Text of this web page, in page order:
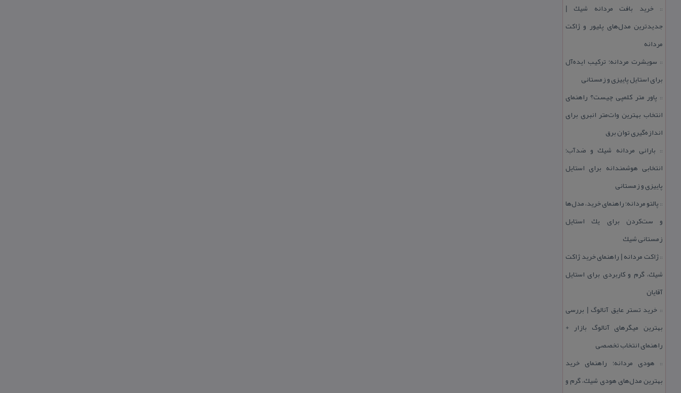
::خرید بافت مردانه شیك |
جدیدترین مدل‌های پلیور و ژاكت
مردانه
:: سویشرت مردانه؛ تركیب ایده‌آل
برای استایل پاییزی و زمستانی
:: پاور متر كلمپی چیست؟ راهنمای
انتخاب بهترین وات‌متر انبری برای
اندازه‌گیری توان برق
:: بارانی مردانه شیك و ضدآب؛
انتخابی هوشمندانه برای استایل
پاییزی و زمستانی
:: پالتو مردانه؛ راهنمای خرید، مدل‌ها
و ست‌كردن برای یك استایل
زمستانی شیك
::ژاكت مردانه | راهنمای خرید ژاكت
شیك، گرم و كاربردی برای استایل
آقایان
:: خرید تستر عایق آنالوگ | بررسی
بهترین میگرهای آنالوگ بازار +
راهنمای انتخاب تخصصی
:: هودی مردانه؛ راهنمای خرید
بهترین مدل‌های هودی شیك، گرم و